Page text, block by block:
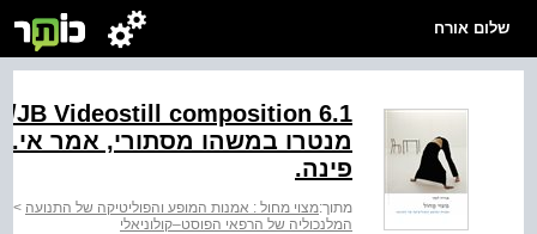
שלום אורח
פינה.
מתוך:מצוי מחול : אמנות המופע והפוליטיקה של התנועה >
המלנכוליה של הרפאי הפוסט–קולוניאלי